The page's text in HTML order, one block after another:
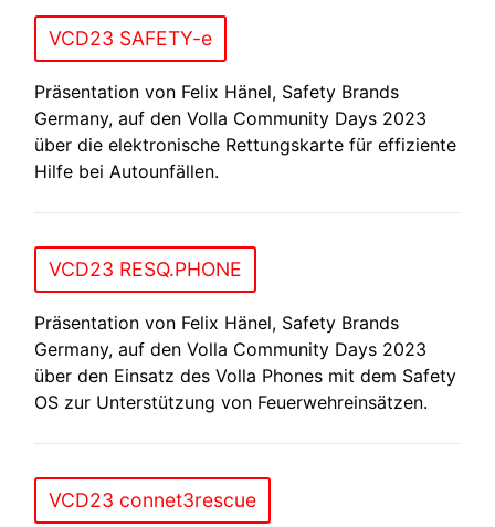
VCD23 SAFETY-e
Präsentation von Felix Hänel, Safety Brands
Germany, auf den Volla Community Days 2023
über die elektronische Rettungskarte für effiziente
Hilfe bei Autounfällen.
VCD23 RESQ.PHONE
Präsentation von Felix Hänel, Safety Brands
Germany, auf den Volla Community Days 2023
über den Einsatz des Volla Phones mit dem Safety
OS zur Unterstützung von Feuerwehreinsätzen.
VCD23 connet3rescue